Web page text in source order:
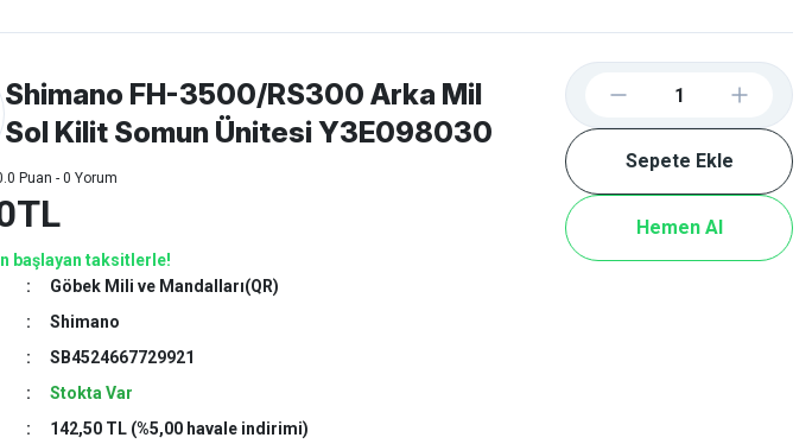
Shimano FH-3500/RS300 Arka Mil
Sol Kilit Somun Ünitesi Y3E098030
Puan - 0 Yorum
başlayan taksitlerle!
Göbek Mili ve Mandalları(QR)
Shimano
SB4524667729921
Stokta Var
142,50 TL (%5,00 havale indirimi)
Sepete Ekle
Hemen Al